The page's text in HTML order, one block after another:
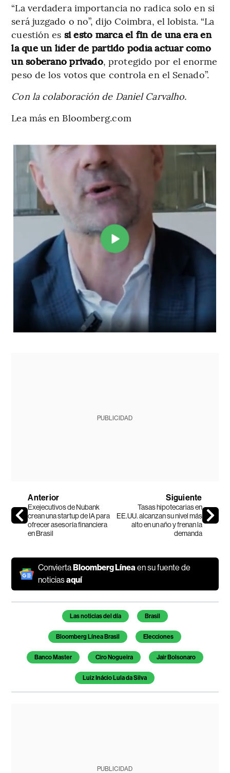
“La verdadera importancia no radica solo en si
será juzgado o no”, dijo Coimbra, el lobista. “La
cuestión es si esto marca el fin de una era en
la que un líder de partido podía actuar como
un soberano privado, protegido por el enorme
peso de los votos que controla en el Senado”.
Con la colaboración de Daniel Carvalho.
Lea más en Bloomberg.com
PUBLICIDAD
Anterior
Exejecutivos de Nubank
crean una startup de IA para
ofrecer asesoría financiera
en Brasil
Siguiente
Tasas hipotecarias en
EE.UU. alcanzan su nivel más
alto en un año y frenan la
demanda
ConviertaBloomberg Líneaen su fuente de
noticiasaquí
Temas de este artículo
Las noticias del día Brasil
Bloomberg Línea Brasil Elecciones
Banco Master Ciro Nogueira Jair Bolsonaro
Luiz Inácio Lula da Silva
PUBLICIDAD